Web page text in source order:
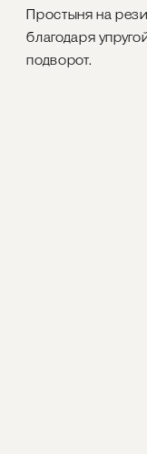
Простыня на
благодаря
подворот.